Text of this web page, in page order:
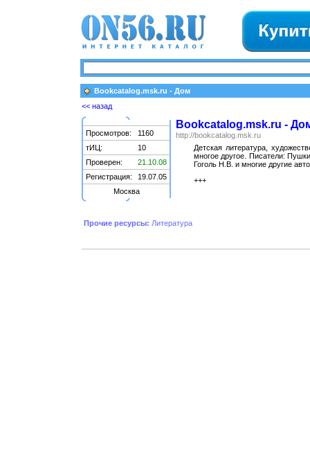
Bookcatalog.msk.ru - Дом
<< назад
Просмотров:
1160
тИЦ:
10
Проверен:
21.10.08
Регистрация:
19.07.05
Москва
Bookcatalog.msk.ru -
http://bookcatalog.msk.ru
Детская литература,
многое другое. Писатели:
Гоголь Н.В. и многие другие
+++
Прочие ресурсы: Литература